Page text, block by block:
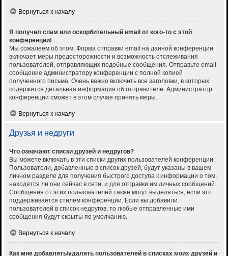
Вернуться к началу
Я получил спам или оскорбительный email от кого-то с этой
конференции!
Мы сожалеем об этом. Форма отправки email на данной конференции
включает меры предосторожности и возможность отслеживания
пользователей, отправляющих подобные сообщения. Отправьте email-
сообщение администратору конференции с полной копией
полученного письма. Очень важно включить все заголовки, в которых
содержится детальная информация об отправителе. Администратор
конференции сможет в этом случае принять меры.
Вернуться к началу
Друзья и недруги
Что означают списки друзей и недругов?
Вы можете включать в эти списки других пользователей конференции.
Пользователи, добавленные в список друзей, будут указаны в вашем
личном разделе для получения быстрого доступа к информации о том,
находятся ли они сейчас в сети, и для отправки им личных сообщений.
Сообщения от этих пользователей также могут выделяться, если это
поддерживается стилем конференции. Если вы добавили
пользователей в список недругов, то любые отправленные ими
сообщения будут скрыты по умолчанию.
Вернуться к началу
Как мне добавлять/удалять пользователей в списках моих друзей и